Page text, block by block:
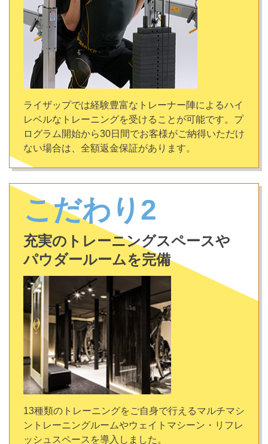
ライザップでは経験豊富なトレーナー陣によるハイ
レベルなトレーニングを受けることが可能です。プ
ログラム開始から30日間でお客様がご納得いただけ
ない場合は、全額返金保証があります。
こだわり2
充実のトレーニングスペースや
パウダールームを完備
13種類のトレーニングをご自身で行えるマルチマシ
ントレーニングルームやウェイトマシーン・リフレ
ッシュスペースを導入しました。